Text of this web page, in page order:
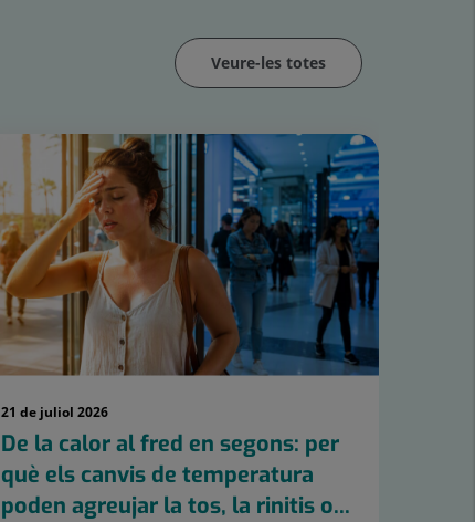
21 de juliol 2026
De la calor al fred en segons: per
què els canvis de temperatura
poden agreujar la tos, la rinitis o...
Veure-les totes